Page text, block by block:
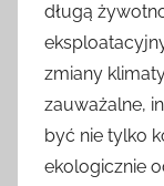
długą
zmiany
zauważalne,
być nie tylko
ekologicznie